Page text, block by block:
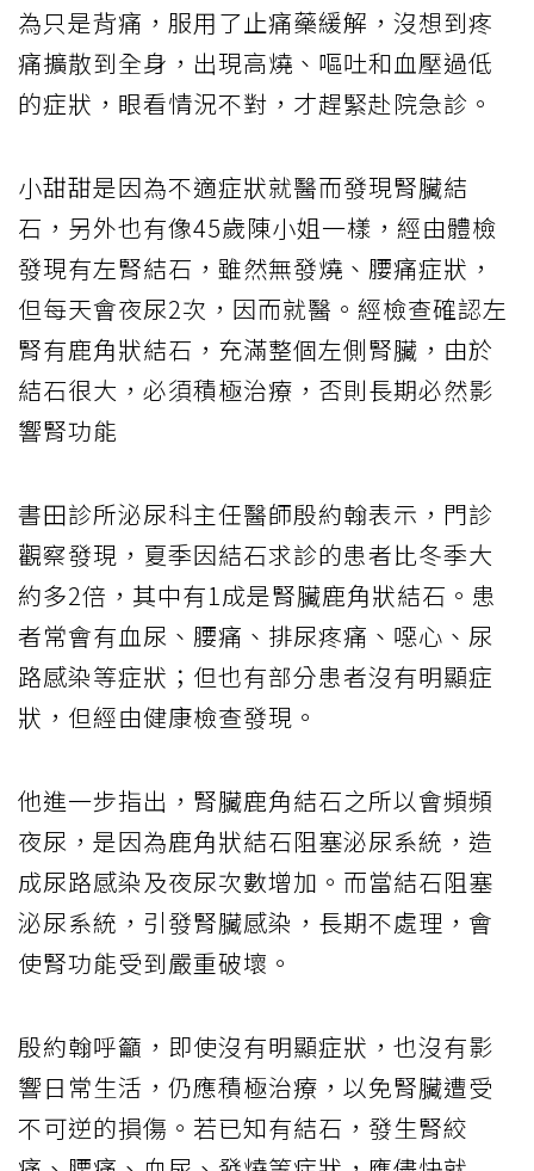
為只是背痛，服用了止痛藥緩解，沒想到疼
痛擴散到全身，出現高燒、嘔吐和血壓過低
的症狀，眼看情況不對，才趕緊赴院急診。
小甜甜是因為不適症狀就醫而發現腎臟結
石，另外也有像45歲陳小姐一樣，經由體檢
發現有左腎結石，雖然無發燒、腰痛症狀，
但每天會夜尿2次，因而就醫。經檢查確認左
腎有鹿角狀結石，充滿整個左側腎臟，由於
結石很大，必須積極治療，否則長期必然影
響腎功能
書田診所泌尿科主任醫師殷約翰表示，門診
觀察發現，夏季因結石求診的患者比冬季大
約多2倍，其中有1成是腎臟鹿角狀結石。患
者常會有血尿、腰痛、排尿疼痛、噁心、尿
路感染等症狀；但也有部分患者沒有明顯症
狀，但經由健康檢查發現。
他進一步指出，腎臟鹿角結石之所以會頻頻
夜尿，是因為鹿角狀結石阻塞泌尿系統，造
成尿路感染及夜尿次數增加。而當結石阻塞
泌尿系統，引發腎臟感染，長期不處理，會
使腎功能受到嚴重破壞。
殷約翰呼籲，即使沒有明顯症狀，也沒有影
響日常生活，仍應積極治療，以免腎臟遭受
不可逆的損傷。若已知有結石，發生腎絞